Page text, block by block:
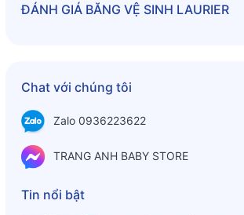
chính là rất thoáng khí, có hương hơi the
- Bước 1: Bóc lớp bao ngoài không dính ra
quần lót
gây bệnh phát sinh
ĐÁNH GIÁ BĂNG VỆ SINH LAURIER
Chat với chúng tôi
Zalo 0936223622
TRANG ANH BABY STORE
Tin nổi bật